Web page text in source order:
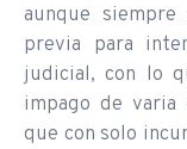
aunque
previa para
judicial, con lo
impago de varia
que con solo